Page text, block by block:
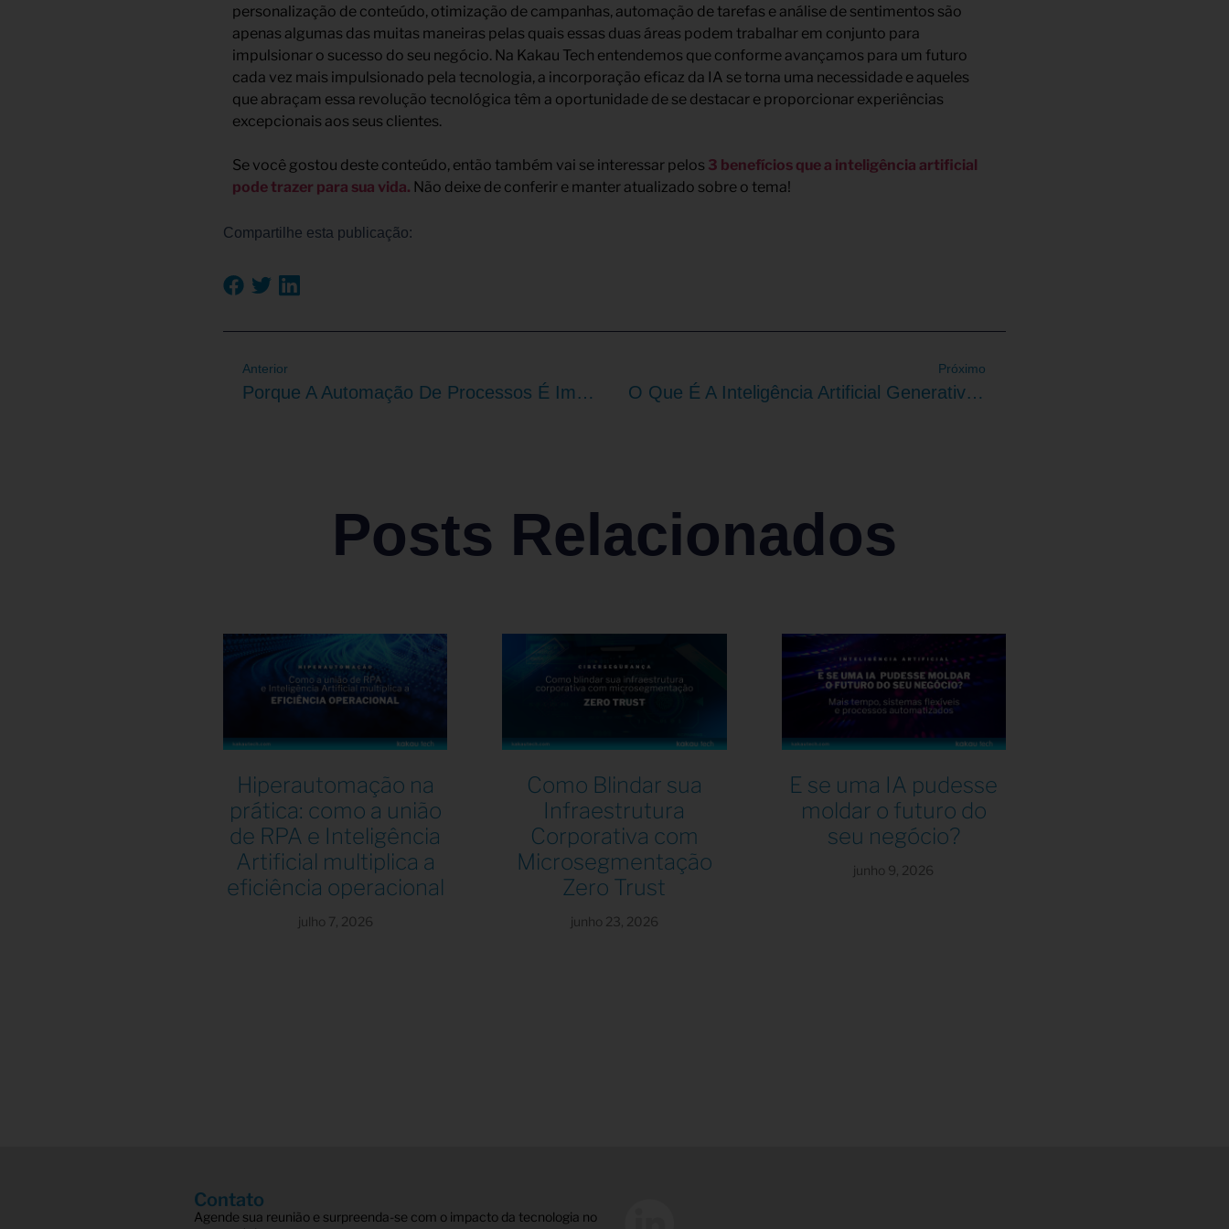
personalização de conteúdo, otimização de campanhas, automação de tarefas e análise de sentimentos são
apenas algumas das muitas maneiras pelas quais essas duas áreas podem trabalhar em conjunto para
impulsionar o sucesso do seu negócio. Na Kakau Tech entendemos que conforme avançamos para um futuro
cada vez mais impulsionado pela tecnologia, a incorporação eficaz da IA se torna uma necessidade e aqueles
que abraçam essa revolução tecnológica têm a oportunidade de se destacar e proporcionar experiências
excepcionais aos seus clientes.
Se você gostou deste conteúdo, então também vai se interessar pelos 3 benefícios que a inteligência artificial
pode trazer para sua vida. Não deixe de conferir e manter atualizado sobre o tema!
Compartilhe esta publicação:
Anterior
Porque A Automação De Processos É Importante Para Os Negócios
Próximo
O Que É A Inteligência Artificial Generativa E Como Funciona?
Posts Relacionados
Hiperautomação na
prática: como a união
de RPA e Inteligência
Artificial multiplica a
eficiência operacional
julho 7, 2026
Como Blindar sua
Infraestrutura
Corporativa com
Microsegmentação
Zero Trust
junho 23, 2026
E se uma IA pudesse
moldar o futuro do
seu negócio?
junho 9, 2026
Contato
Agende sua reunião e surpreenda-se com o impacto da tecnologia no